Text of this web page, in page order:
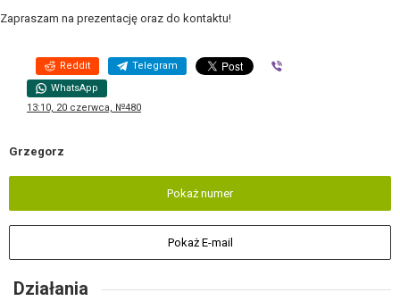
Zapraszam na prezentację oraz do kontaktu!
Reddit Telegram
WhatsApp
13:10, 20 czerwca, №480
Grzegorz
Pokaż numer
Pokaż E-mail
Działania